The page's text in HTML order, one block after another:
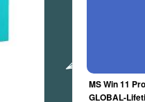
MS Win 11
GLOBAL-